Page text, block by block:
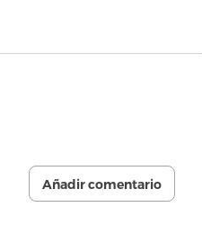
Añadir comentario